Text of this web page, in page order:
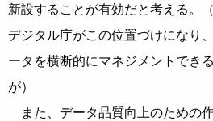
新設することが有効だと考える。
デジタル庁がこの位置づけになり
ータを横断的にマネジメントでき
が）
また、データ品質向上のための